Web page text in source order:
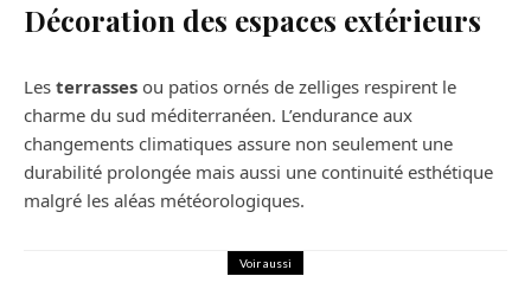
Décoration des espaces extérieurs
Les terrasses ou patios ornés de zelliges respirent le
charme du sud méditerranéen. L’endurance aux
changements climatiques assure non seulement une
durabilité prolongée mais aussi une continuité esthétique
malgré les aléas météorologiques.
Voir aussi